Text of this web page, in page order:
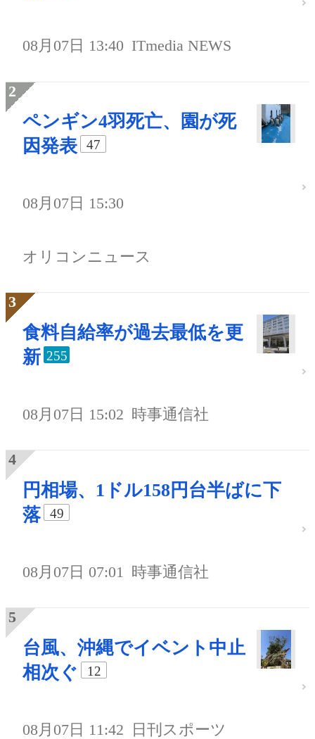
08月07日 13:40 ITmedia NEWS
ペンギン4羽死亡、園が死
因発表
47
08月07日 15:30
オリコンニュース
食料自給率が過去最低を更
新 255
08月07日 15:02 時事通信社
円相場、1ドル158円台半ばに下
落
49
08月07日 07:01 時事通信社
台風、沖縄でイベント中止
相次ぐ
12
08月07日 11:42 日刊スポーツ